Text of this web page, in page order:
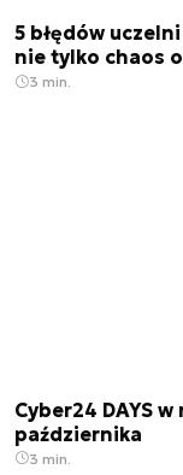
5 błędów
nie tylko chaos
3 min.
Cyber24 DAYS
października
3 min.